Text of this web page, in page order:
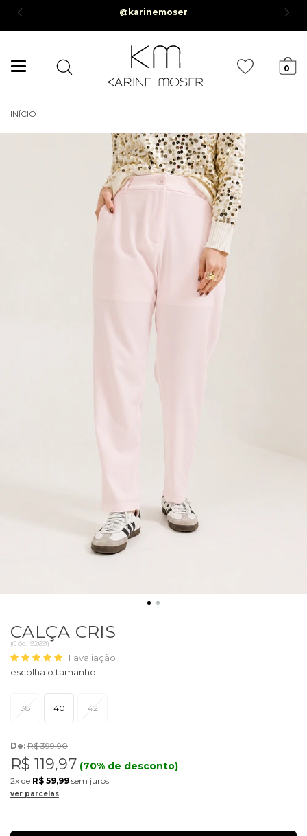
@karinemoser
Mudar
0
INÍCIO
CALÇA CRIS
(Cód. 9269)
1 avaliação
38 40 42
De: R$ 399,90
R$ 119,97 (70% de desconto)
2x de R$ 59,99 sem juros
ver parcelas